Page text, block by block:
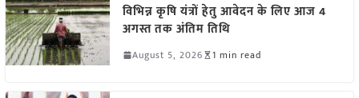
विभिन्न कृषि यंत्रों हेतु आवेदन के लिए आज 4
अगस्त तक अंतिम तिथि
August 5, 2026 1 min read